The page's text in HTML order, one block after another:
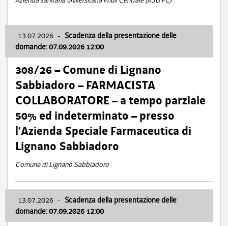
13.07.2026 - Scadenza della presentazione delle
domande: 07.09.2026 12:00
308/26 – Comune di Lignano
Sabbiadoro – FARMACISTA
COLLABORATORE – a tempo parziale
50% ed indeterminato – presso
l’Azienda Speciale Farmaceutica di
Lignano Sabbiadoro
Comune di Lignano Sabbiadoro
13.07.2026 - Scadenza della presentazione delle
domande: 07.09.2026 12:00